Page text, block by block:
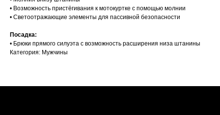
• Возможность пристёгивания к мотокуртке с помощью молнии
• Светоотражающие элементы для пассивной безопасности
Посадка:
• Брюки прямого силуэта с возможность расширения низа штанины
Категория: Мужчины